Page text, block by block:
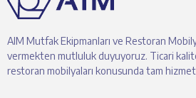
AIM Mutfak Ekipmanları ve Restoran
vermekten mutluluk duyuyoruz. Ticari
restoran mobilyaları konusunda tam hizmet